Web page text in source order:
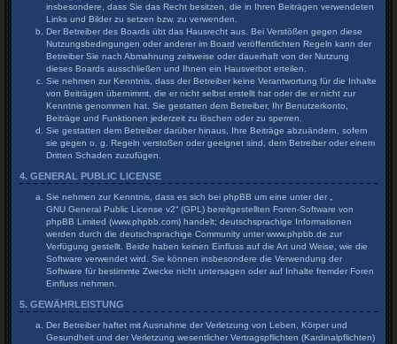
insbesondere, dass Sie das Recht besitzen, die in Ihren Beiträgen verwendeten
Links und Bilder zu setzen bzw. zu verwenden.
Der Betreiber des Boards übt das Hausrecht aus. Bei Verstößen gegen diese
Nutzungsbedingungen oder anderer im Board veröffentlichten Regeln kann der
Betreiber Sie nach Abmahnung zeitweise oder dauerhaft von der Nutzung
dieses Boards ausschließen und Ihnen ein Hausverbot erteilen.
Sie nehmen zur Kenntnis, dass der Betreiber keine Verantwortung für die Inhalte
von Beiträgen übernimmt, die er nicht selbst erstellt hat oder die er nicht zur
Kenntnis genommen hat. Sie gestatten dem Betreiber, Ihr Benutzerkonto,
Beiträge und Funktionen jederzeit zu löschen oder zu sperren.
Sie gestatten dem Betreiber darüber hinaus, Ihre Beiträge abzuändern, sofern
sie gegen o. g. Regeln verstoßen oder geeignet sind, dem Betreiber oder einem
Dritten Schaden zuzufügen.
4. GENERAL PUBLIC LICENSE
Sie nehmen zur Kenntnis, dass es sich bei phpBB um eine unter der „
GNU General Public License v2“ (GPL) bereitgestellten Foren-Software von
phpBB Limited (www.phpbb.com) handelt; deutschsprachige Informationen
werden durch die deutschsprachige Community unter www.phpbb.de zur
Verfügung gestellt. Beide haben keinen Einfluss auf die Art und Weise, wie die
Software verwendet wird. Sie können insbesondere die Verwendung der
Software für bestimmte Zwecke nicht untersagen oder auf Inhalte fremder Foren
Einfluss nehmen.
5. GEWÄHRLEISTUNG
Der Betreiber haftet mit Ausnahme der Verletzung von Leben, Körper und
Gesundheit und der Verletzung wesentlicher Vertragspflichten (Kardinalpflichten)